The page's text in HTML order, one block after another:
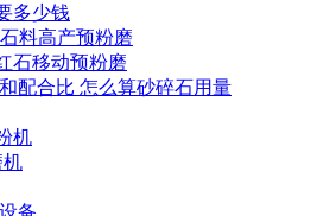
多少钱
料高产预粉磨
石移动预粉磨
配合比 怎么算砂碎石用量
机
备